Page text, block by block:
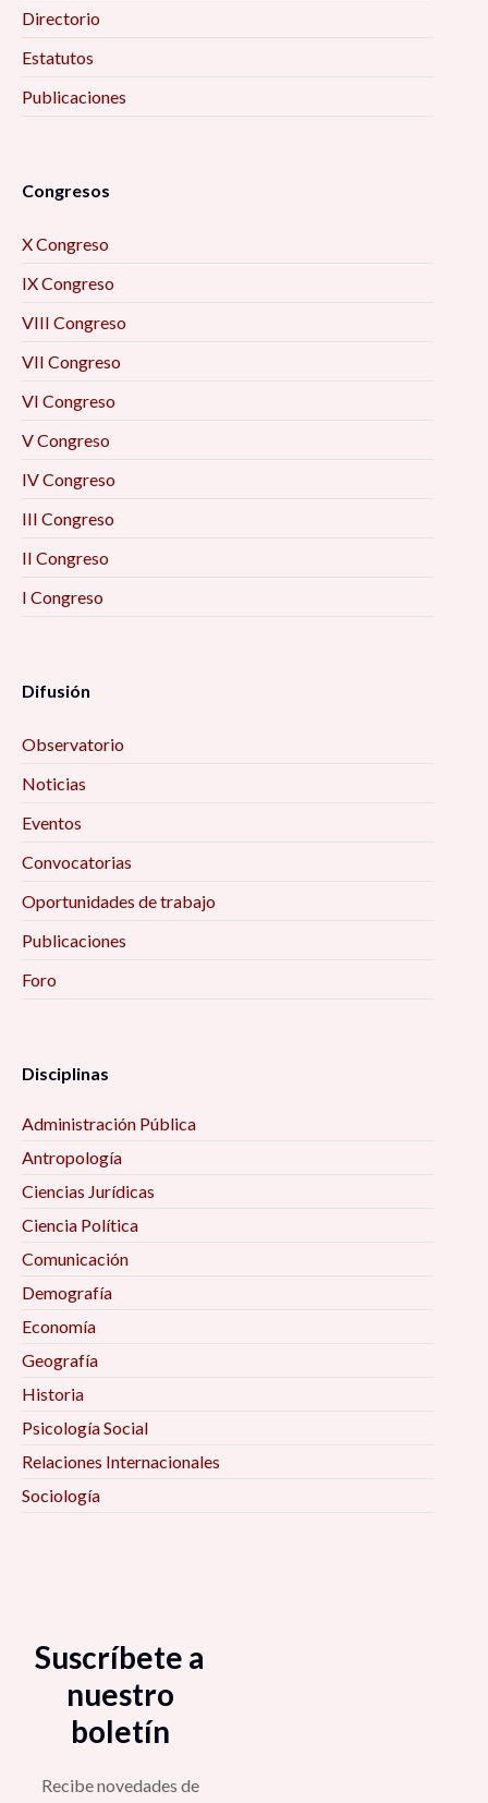
Directorio
Estatutos
Publicaciones
Congresos
X Congreso
IX Congreso
VIII Congreso
VII Congreso
VI Congreso
V Congreso
IV Congreso
III Congreso
II Congreso
I Congreso
Difusión
Observatorio
Noticias
Eventos
Convocatorias
Oportunidades de trabajo
Publicaciones
Foro
Disciplinas
Administración Pública
Antropología
Ciencias Jurídicas
Ciencia Política
Comunicación
Demografía
Economía
Geografía
Historia
Psicología Social
Relaciones Internacionales
Sociología
Suscríbete a
nuestro
boletín
Recibe novedades de